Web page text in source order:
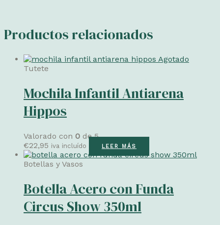
Productos relacionados
Agotado
Tutete
Mochila Infantil Antiarena
Hippos
Valorado con 0 de 5
€22,95 iva incluído LEER MÁS
Botellas y Vasos
Botella Acero con Funda
Circus Show 350ml